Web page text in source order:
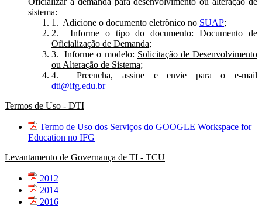
sistema:
1. Adicione o documento eletrônico no SUAP;
2. Informe o tipo do documento:Documento de
Oficialização de Demanda;
3. Informe o modelo: Solicitação de Desenvolvimento
ou Alteração de Sistema;
4. Preencha, assine e envie para o e-mail
dti@ifg.edu.br
Termos de Uso - DTI
Termo de Uso dos Serviços do GOOGLE Workspace for
Education no IFG
Levantamento de Governança de TI - TCU
2012
2014
2016